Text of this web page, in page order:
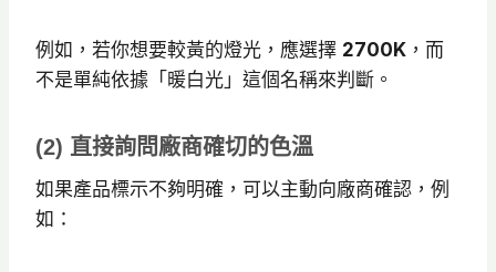
例如，若你想要較黃的燈光，應選擇 2700K ，而
不是單純依據「暖白光」這個名稱來判斷。
(2) 直接詢問廠商確切的色溫
如果產品標示不夠明確，可以主動向廠商確認，例
如：